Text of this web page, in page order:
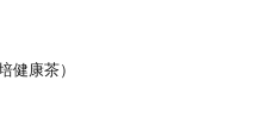
健康茶）